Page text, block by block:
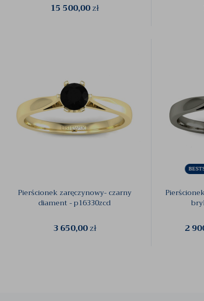
15 500,00zł
Pierścionek zaręczynowy- czarny
diament - p16330zcd
3 650,00zł 2